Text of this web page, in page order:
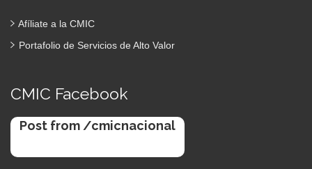
Afíliate a la CMIC
Portafolio de Servicios de Alto Valor
CMIC Facebook
Post from /cmicnacional